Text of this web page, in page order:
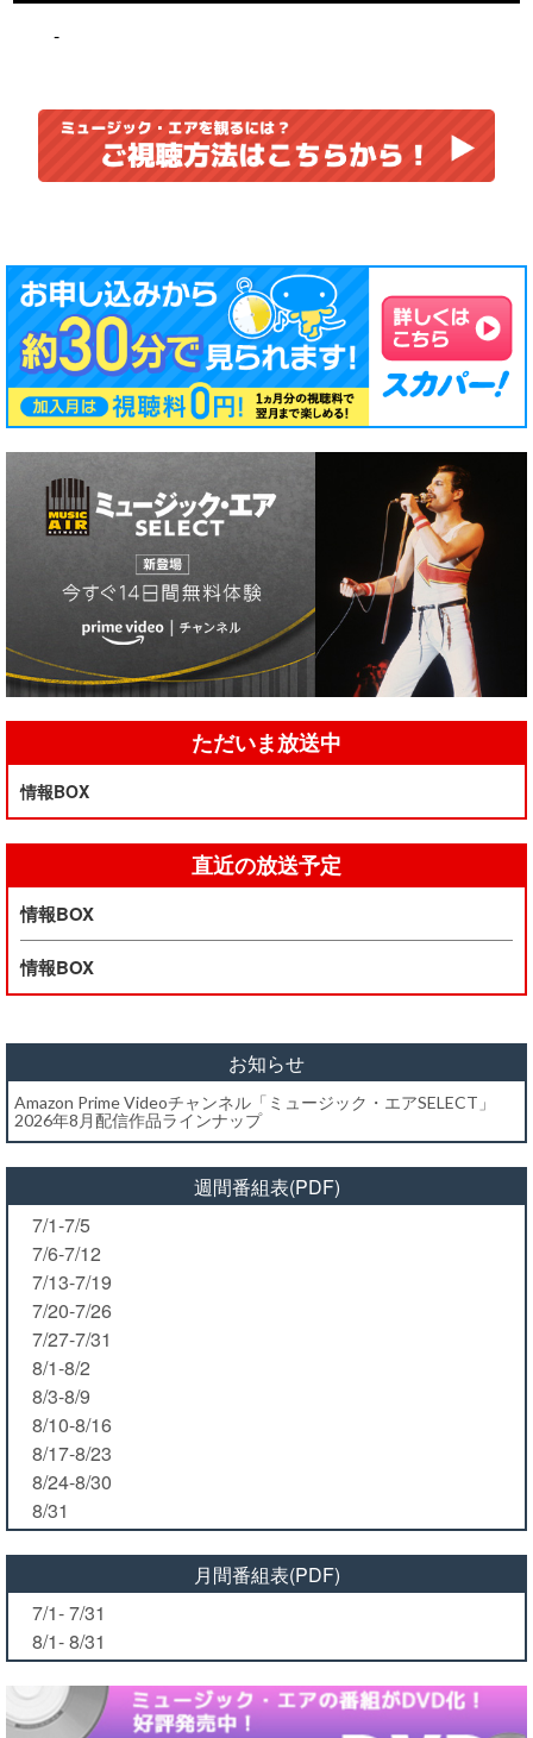
-
ただいま放送中
情報BOX
直近の放送予定
情報BOX
情報BOX
お知らせ
Amazon Prime Videoチャンネル「ミュージック・エアSELECT」
2026年8月配信作品ラインナップ
週間番組表(PDF)
7/1-7/5
7/6-7/12
7/13-7/19
7/20-7/26
7/27-7/31
8/1-8/2
8/3-8/9
8/10-8/16
8/17-8/23
8/24-8/30
8/31
月間番組表(PDF)
7/1- 7/31
8/1- 8/31